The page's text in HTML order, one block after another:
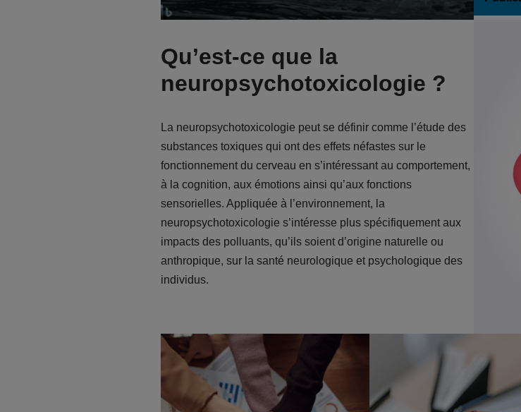
Qu’est-ce que la
neuropsychotoxicologie ?
La neuropsychotoxicologie peut se définir comme l’étude des
substances toxiques qui ont des effets néfastes sur le
fonctionnement du cerveau en s’intéressant au comportement,
à la cognition, aux émotions ainsi qu’aux fonctions
sensorielles. Appliquée à l’environnement, la
neuropsychotoxicologie s’intéresse plus spécifiquement aux
impacts des polluants, qu’ils soient d’origine naturelle ou
anthropique, sur la santé neurologique et psychologique des
individus.